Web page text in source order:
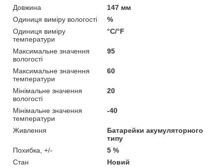
Довжина
147 мм
Одиниця виміру вологості
%
Одиниця виміру
температури
°С/°F
Максимальне значення
вологості
95
Максимальне значення
температури
60
Мінімальне значення
вологості
20
Мінімальне значення
температури
-40
Живлення
Батарейки акумуляторного
типу
Похибка, +/-
5 %
Стан
Новий